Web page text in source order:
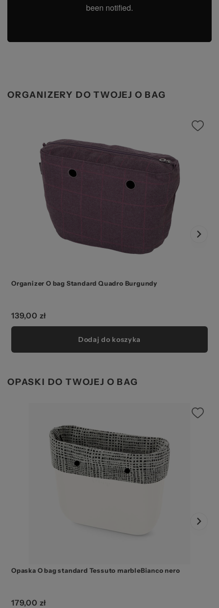
ORGANIZERY DO TWOJEJ O BAG
Organizer O bag Standard Quadro Burgundy
139,00 zł
Dodaj do koszyka
OPASKI DO TWOJEJ O BAG
Opaska O bag standard Tessuto marbleBianco nero
179,00 zł